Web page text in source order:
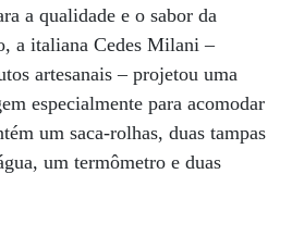
a qualidade e o sabor da
a italiana Cedes Milani –
artesanais – projetou uma
especialmente para acomodar
um saca-rolhas, duas tampas
um termômetro e duas